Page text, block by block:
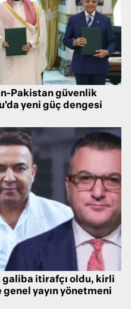
Pakistan güvenlik
yeni güç dengesi
galiba itirafçı oldu, kirli
yayın yönetmeni